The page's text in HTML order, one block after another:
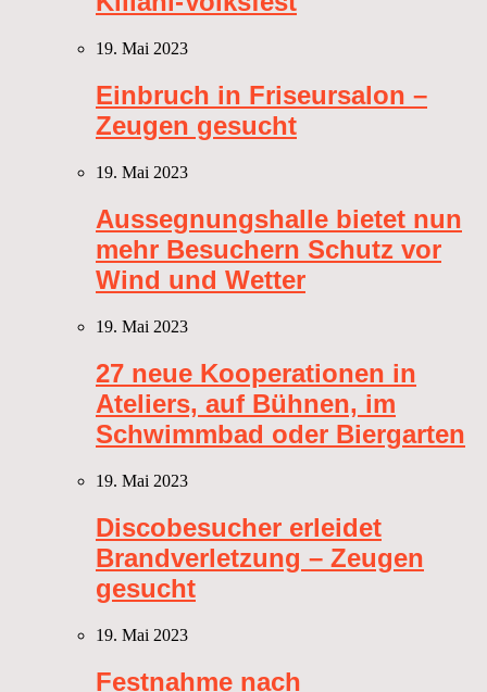
19. Mai 2023
Einbruch in Friseursalon –
Zeugen gesucht
19. Mai 2023
Aussegnungshalle bietet nun
mehr Besuchern Schutz vor
Wind und Wetter
19. Mai 2023
27 neue Kooperationen in
Ateliers, auf Bühnen, im
Schwimmbad oder Biergarten
19. Mai 2023
Discobesucher erleidet
Brandverletzung – Zeugen
gesucht
19. Mai 2023
Festnahme nach